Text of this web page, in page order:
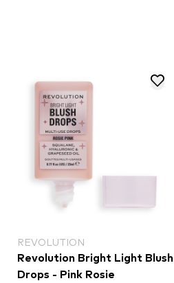
REVOLUTION
Revolution Bright Light Blush
Drops - Pink Rosie